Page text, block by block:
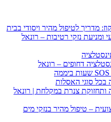
לטיפול מהיר ויסודי בבית
רטיבות – רונאל
– רונאל
האסלות
צנרת במקלחת | רונאל
מהיר בנזקי מים